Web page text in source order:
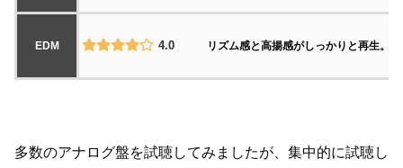
EDM 4.0 リズム感と高揚感がしっかりと再生。バ
多数のアナログ盤を試聴してみましたが、集中的に試聴し